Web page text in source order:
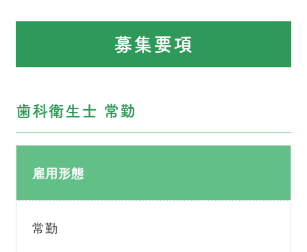
募集要項
歯科衛生士 常勤
雇用形態
常勤